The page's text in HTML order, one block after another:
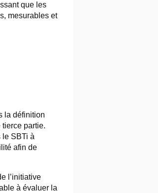
que les
mesurables et
la définition
partie.
le SBTi à
afin de
l’initiative
à évaluer la